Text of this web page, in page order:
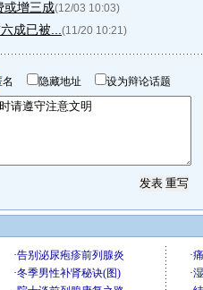
或增三成(12/03 10:03)
成已被... (11/20 10:21)
名 隐藏地址 设为辩论话题